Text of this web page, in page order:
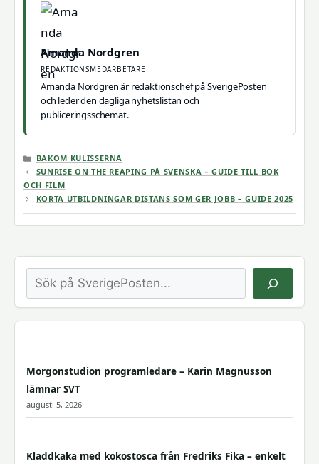
Amanda Nordgren
REDAKTIONSMEDARBETARE
Amanda Nordgren är redaktionschef på SverigePosten
och leder den dagliga nyhetslistan och
publiceringsschemat.
KATEGORIER
BAKOM KULISSERNA
SUNRISE ON THE REAPING PÅ SVENSKA – GUIDE TILL BOK
OCH FILM
KORTA UTBILDNINGAR DISTANS SOM GER JOBB – GUIDE 2025
Sök
Morgonstudion programledare – Karin Magnusson
lämnar SVT
augusti 5, 2026
Kladdkaka med kokostosca från Fredriks Fika – enkelt